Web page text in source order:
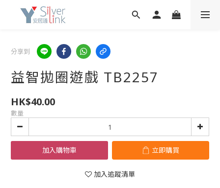
分享到
益智拋圈遊戲 TB2257
HK$40.00
數量
加入購物車 立即購買
加入追蹤清單